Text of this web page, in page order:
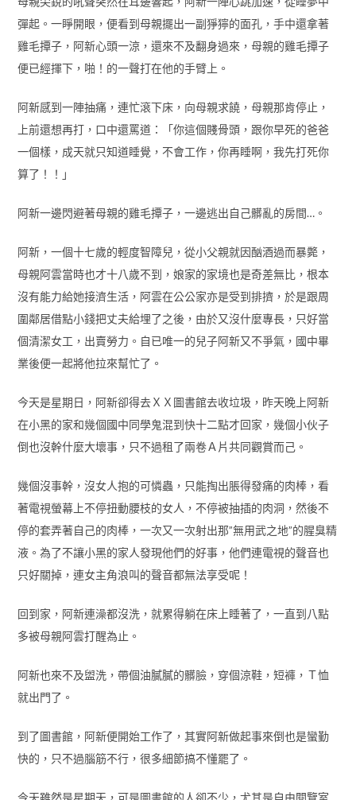
彈起。一睜開眼，便看到母親擺出一副猙獰的面孔，手中還拿著
雞毛撢子，阿新心頭一涼，還來不及翻身過來，母親的雞毛撢子
便已經揮下，啪！的一聲打在他的手臂上。
阿新感到一陣抽痛，連忙滾下床，向母親求饒，母親那肯停止，
上前還想再打，口中還罵道：「你這個賤骨頭，跟你早死的爸爸
一個樣，成天就只知道睡覺，不會工作，你再睡啊，我先打死你
算了！！」
阿新一邊閃避著母親的雞毛撢子，一邊逃出自己髒亂的房間…。
阿新，一個十七歲的輕度智障兒，從小父親就因酗酒過而暴斃，
母親阿雲當時也才十八歲不到，娘家的家境也是奇差無比，根本
沒有能力給她接濟生活，阿雲在公公家亦是受到排擠，於是跟周
圍鄰居借點小錢把丈夫給埋了之後，由於又沒什麼專長，只好當
個清潔女工，出賣勞力。自已唯一的兒子阿新又不爭氣，國中畢
業後便一起將他拉來幫忙了。
今天是星期日，阿新卻得去ＸＸ圖書館去收垃圾，昨天晚上阿新
在小黑的家和幾個國中同學鬼混到快十二點才回家，幾個小伙子
倒也沒幹什麼大壞事，只不過租了兩卷Ａ片共同觀賞而己。
幾個沒事幹，沒女人抱的可憐蟲，只能掏出脹得發痛的肉棒，看
著電視螢幕上不停扭動腰枝的女人，不停被抽插的肉洞，然後不
停的套弄著自己的肉棒，一次又一次射出那”無用武之地”的腥臭精
液。為了不讓小黑的家人發現他們的好事，他們連電視的聲音也
只好關掉，連女主角浪叫的聲音都無法享受呢！
回到家，阿新連澡都沒洗，就累得躺在床上睡著了，一直到八點
多被母親阿雲打醒為止。
阿新也來不及盥洗，帶個油膩膩的髒臉，穿個涼鞋，短褲，Ｔ恤
就出門了。
到了圖書館，阿新便開始工作了，其實阿新做起事來倒也是蠻勤
快的，只不過腦筋不行，很多細節搞不懂罷了。
今天雖然是星期天，可是圖書館的人卻不少，尤其是自由閱覽室